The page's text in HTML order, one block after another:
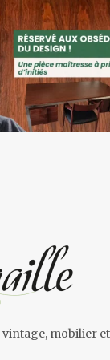
mobilier et